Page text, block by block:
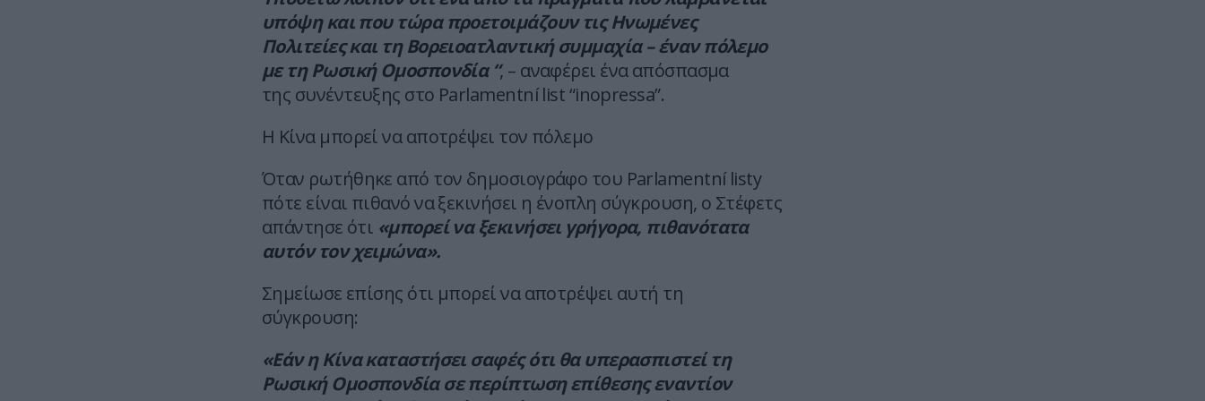
υπόψη και που τώρα προετοιμάζουν τις Ηνωμένες
Πολιτείες και τη Βορειοατλαντική συμμαχία – έναν πόλεμο
με τη Ρωσική Ομοσπονδία “, – αναφέρει ένα απόσπασμα
της συνέντευξης στο Parlamentní list “inopressa”.
Η Κίνα μπορεί να αποτρέψει τον πόλεμο
Όταν ρωτήθηκε από τον δημοσιογράφο του Parlamentní listy
πότε είναι πιθανό να ξεκινήσει η ένοπλη σύγκρουση, ο Στέφετς
απάντησε ότι «μπορεί να ξεκινήσει γρήγορα, πιθανότατα
αυτόν τον χειμώνα».
Σημείωσε επίσης ότι μπορεί να αποτρέψει αυτή τη
σύγκρουση:
«Εάν η Κίνα καταστήσει σαφές ότι θα υπερασπιστεί τη
Ρωσική Ομοσπονδία σε περίπτωση επίθεσης εναντίον